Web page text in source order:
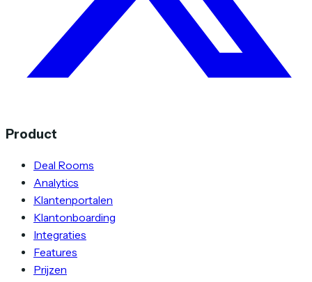
Product
Deal Rooms
Analytics
Klantenportalen
Klantonboarding
Integraties
Features
Prijzen